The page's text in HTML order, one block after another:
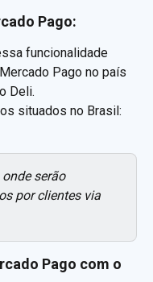
Pago:
funcionalidade
Pago no país
Deli.
situados no Brasil:
serão
por clientes via
Pago com o